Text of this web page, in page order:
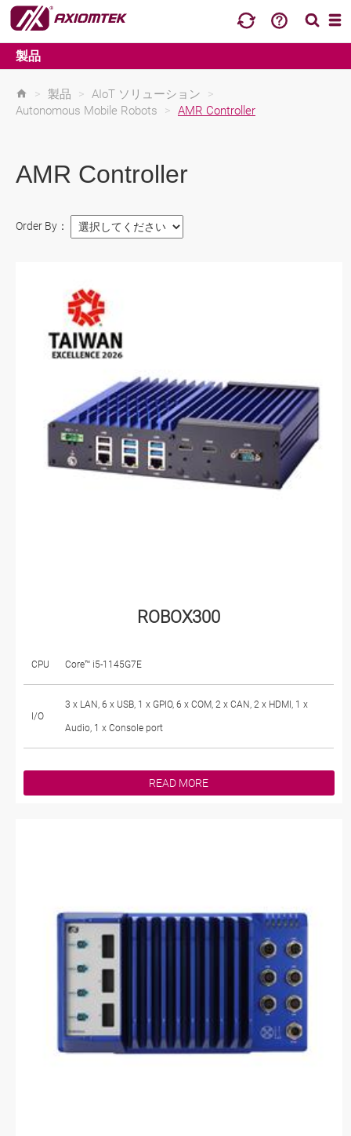
製品
> 製品 > AIoT ソリューション
>
Autonomous Mobile Robots
> AMR Controller
AMR Controller
Order By：
ROBOX300
CPU Core™ i5-1145G7E
I/O
3 x LAN, 6 x USB, 1 x GPIO, 6 x COM, 2 x CAN, 2 x HDMI, 1 x
Audio, 1 x Console port
READ MORE